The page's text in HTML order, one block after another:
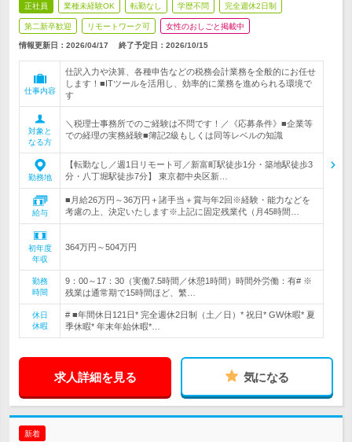
正社員 業種未経験OK 転勤なし 学歴不問 完全週休2日制
第二新卒歓迎 リモートワーク可 女性のおしごと掲載中
情報更新日：2026/04/17 終了予定日： 2026/10/15
仕事内容
仕訳入力や決算、各種申告などの税務会計業務を全般的にお任せ
します！■ITツールを活用し、効率的に業務を進められる環境で
す
対象と
なる方
＼税理士事務所でのご経験は不問です！／《応募条件》■企業等
での経理の実務経験■簿記2級もしくは同等レベルの知識
勤務地
【転勤なし／週1日リモート可／新富町駅徒歩1分・築地駅徒歩3
分・八丁堀駅徒歩7分】 東京都中央区新…
給与
■月給26万円～36万円＋諸手当＋賞与年2回※経験・能力などを
考慮の上、決定いたします※上記に固定残業代（月45時間…
初年度
年収
364万円～504万円
勤務
時間
9：00～17：30（実働7.5時間／休憩1時間）時間外労働：有# ※
残業は通常期で15時間ほど、繁…
休日
休暇
# ■年間休日121日* 完全週休2日制（土／日）* 祝日* GW休暇* 夏
季休暇* 年末年始休暇*…
求人詳細を見る 気になる
新着